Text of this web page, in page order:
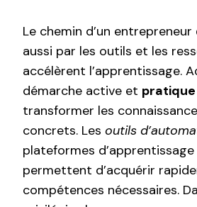
Le chemin d’un
aussi par les outils et les
accélèrent l’apprentissage.
démarche active et pratique
transformer les
concrets. Les outils
plateformes d’apprentissage
permettent d’acquérir
compétences nécessaires.